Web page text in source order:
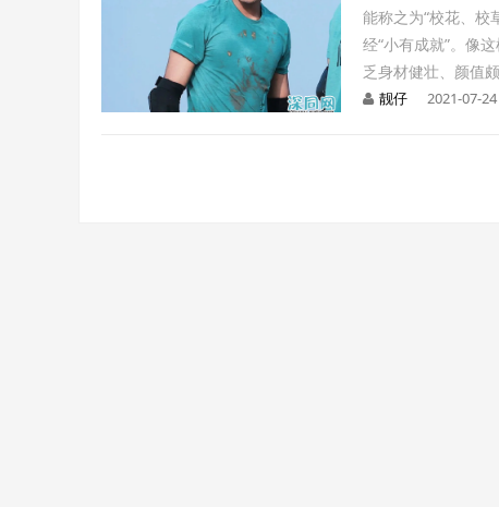
能称之为“校花、校
经“小有成就”。像
乏身材健壮、颜值
靓仔 2021-07-